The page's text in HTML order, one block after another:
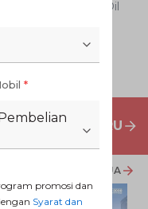
Toyota Motor Oil
kebutuhan dan
MOBIL BARU
LIHAT SEMUA
*
promosi dan
Syarat dan